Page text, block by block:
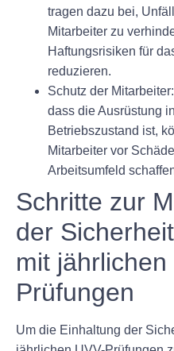
tragen dazu bei,
Mitarbeiter zu
Haftungsrisiken für
reduzieren.
Schutz der Mitarbeiter:
dass die Ausrüstung
Betriebszustand ist,
Mitarbeiter vor
Arbeitsumfeld
Schritte zur
der
mit jährlichen
Prüfungen
Um die Einhaltung der